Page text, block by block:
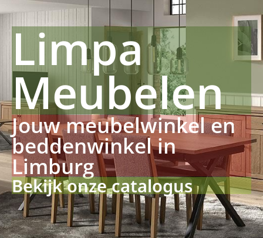
Limpa
Meubelen
Jouw meubelwinkel en
beddenwinkel in
Limburg
Bekijk onze catalogus